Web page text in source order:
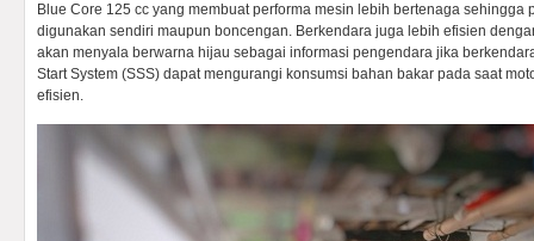
Blue Core 125 cc yang membuat performa mesin lebih bertenaga sehingga
digunakan sendiri maupun boncengan. Berkendara juga lebih efisien
akan menyala berwarna hijau sebagai informasi pengendara jika
Start System (SSS) dapat mengurangi konsumsi bahan bakar pada saat
efisien.